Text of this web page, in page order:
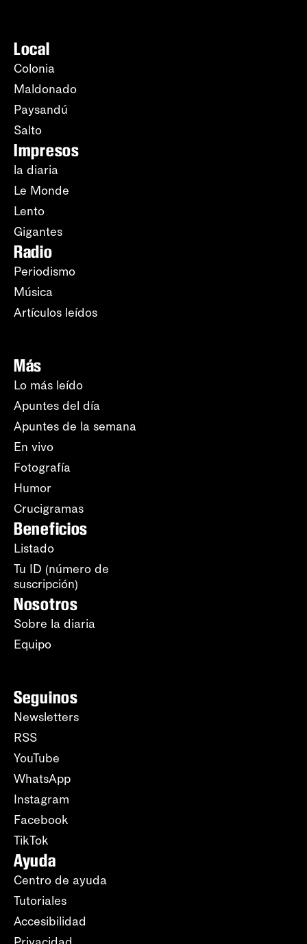
Local
Colonia
Maldonado
Paysandú
Salto
Impresos
la diaria
Le Monde
Lento
Gigantes
Radio
Periodismo
Música
Artículos leídos
Más
Lo más leído
Apuntes del día
Apuntes de la semana
En vivo
Fotografía
Humor
Crucigramas
Beneficios
Listado
Tu ID (número de
suscripción)
Nosotros
Sobre la diaria
Equipo
Seguinos
Newsletters
RSS
YouTube
WhatsApp
Instagram
Facebook
TikTok
Ayuda
Centro de ayuda
Tutoriales
Accesibilidad